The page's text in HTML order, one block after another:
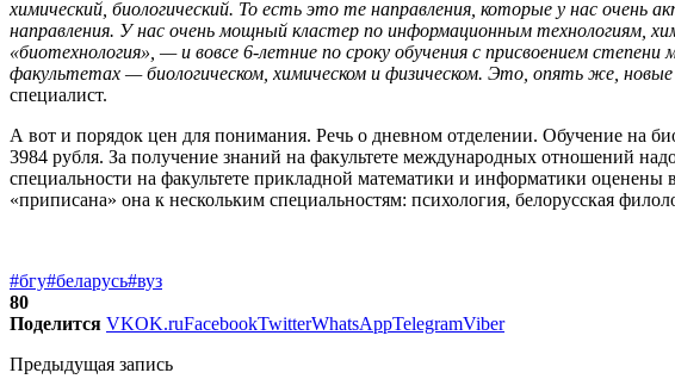
химический, биологический. То есть это те направления, которые у нас
направления. У нас очень мощный кластер по информационным технологиям,
«биотехнология», — и вовсе 6-летние по сроку обучения с присвоением
факультетах — биологическом, химическом и физическом. Это, опять же,
специалист.
А вот и порядок цен для понимания. Речь о дневном отделении. Обучение на
3984 рубля. За получение знаний на факультете международных отношений
специальности на факультете прикладной математики и информатики
«приписана» она к нескольким специальностям: психология, белорусская
#бгу#беларусь#вуз
80
Поделится VKOK.ruFacebookTwitterWhatsAppTelegramViber
Предыдущая запись